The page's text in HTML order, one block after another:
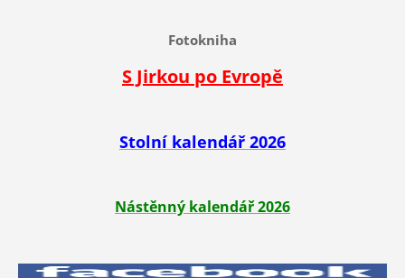
Fotokniha
S Jirkou po Evropě
Stolní kalendář 2026
Nástěnný kalendář 2026